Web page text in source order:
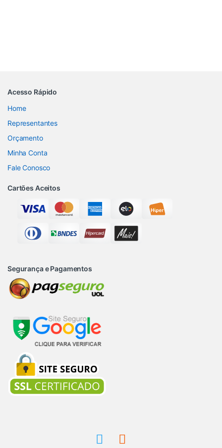
Acesso Rápido
Home
Representantes
Orçamento
Minha Conta
Fale Conosco
Cartões Aceitos
Segurança e Pagamentos